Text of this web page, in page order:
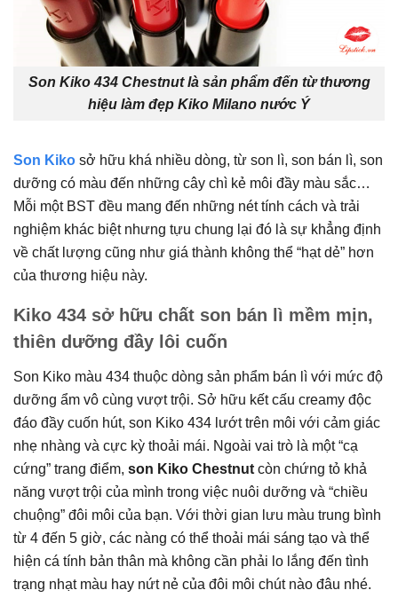
Son Kiko 434 Chestnut là sản phẩm đến từ thương
hiệu làm đẹp Kiko Milano nước Ý
Son Kiko sở hữu khá nhiều dòng, từ son lì, son bán lì, son
dưỡng có màu đến những cây chì kẻ môi đầy màu sắc…
Mỗi một BST đều mang đến những nét tính cách và trải
nghiệm khác biệt nhưng tựu chung lại đó là sự khẳng định
về chất lượng cũng như giá thành không thể “hạt dẻ” hơn
của thương hiệu này.
Kiko 434 sở hữu chất son bán lì mềm mịn,
thiên dưỡng đầy lôi cuốn
Son Kiko màu 434 thuộc dòng sản phẩm bán lì với mức độ
dưỡng ẩm vô cùng vượt trội. Sở hữu kết cấu creamy độc
đáo đầy cuốn hút, son Kiko 434 lướt trên môi với cảm giác
nhẹ nhàng và cực kỳ thoải mái. Ngoài vai trò là một “cạ
cứng” trang điểm, son Kiko Chestnut còn chứng tỏ khả
năng vượt trội của mình trong việc nuôi dưỡng và “chiều
chuộng” đôi môi của bạn. Với thời gian lưu màu trung bình
từ 4 đến 5 giờ, các nàng có thể thoải mái sáng tạo và thể
hiện cá tính bản thân mà không cần phải lo lắng đến tình
trạng nhạt màu hay nứt nẻ của đôi môi chút nào đâu nhé.